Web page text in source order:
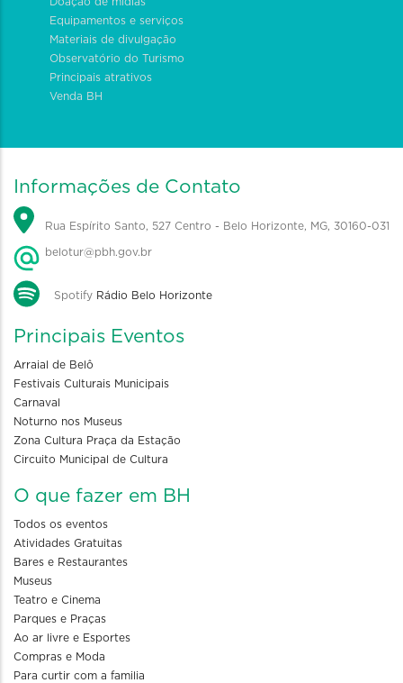
Equipamentos e serviços
Materiais de divulgação
Observatório do Turismo
Principais atrativos
Venda BH
Informações de Contato
Rua Espírito Santo, 527 Centro - Belo Horizonte, MG, 30160-031
belotur@pbh.gov.br
Spotify Rádio Belo Horizonte
Principais Eventos
Arraial de Belô
Festivais Culturais Municipais
Carnaval
Noturno nos Museus
Zona Cultura Praça da Estação
Circuito Municipal de Cultura
O que fazer em BH
Todos os eventos
Atividades Gratuitas
Bares e Restaurantes
Museus
Teatro e Cinema
Parques e Praças
Ao ar livre e Esportes
Compras e Moda
Para curtir com a familia